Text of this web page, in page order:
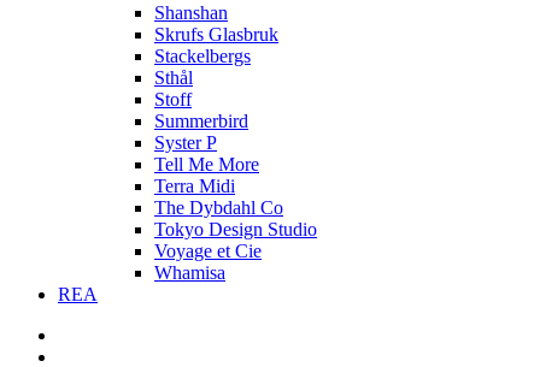
Shanshan
Skrufs Glasbruk
Stackelbergs
Sthål
Stoff
Summerbird
Syster P
Tell Me More
Terra Midi
The Dybdahl Co
Tokyo Design Studio
Voyage et Cie
Whamisa
REA